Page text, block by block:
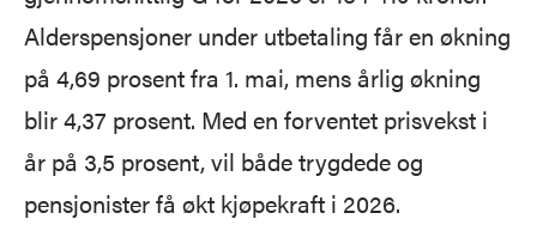
Alderspensjoner under utbetaling får en økning
på 4,69 prosent fra 1. mai, mens årlig økning
blir 4,37 prosent. Med en forventet prisvekst i
år på 3,5 prosent, vil både trygdede og
pensjonister få økt kjøpekraft i 2026.